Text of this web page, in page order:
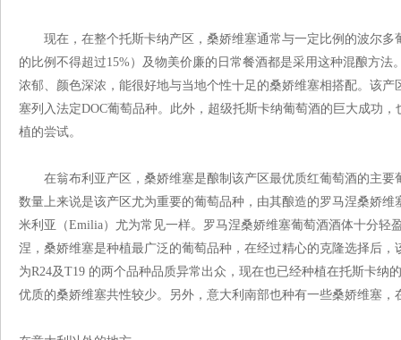
现在，在整个托斯卡纳产区，桑娇维塞通常与一定比例的波尔多
的比例不得超过15%）及物美价廉的日常餐酒都是采用这种混酿方
浓郁、颜色深浓，能很好地与当地个性十足的桑娇维塞相搭配。该产
塞列入法定DOC葡萄品种。此外，超级托斯卡纳葡萄酒的巨大成功
植的尝试。
在翁布利亚产区，桑娇维塞是酿制该产区最优质红葡萄酒的主要
数量上来说是该产区尤为重要的葡萄品种，由其酿造的罗马涅桑娇
米利亚（Emilia）尤为常见一样。罗马涅桑娇维塞葡萄酒酒体十分轻
涅，桑娇维塞是种植最广泛的葡萄品种，在经过精心的克隆选择后
为R24及T19 的两个品种品质异常出众，现在也已经种植在托斯卡纳
优质的桑娇维塞共性较少。另外，意大利南部也种有一些桑娇维塞